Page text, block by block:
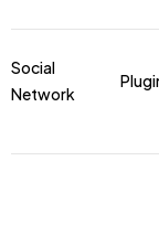
Social
Network